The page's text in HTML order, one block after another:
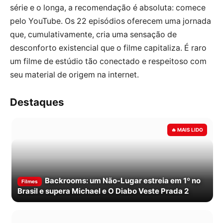
série e o longa, a recomendação é absoluta: comece
pelo YouTube. Os 22 episódios oferecem uma jornada
que, cumulativamente, cria uma sensação de
desconforto existencial que o filme capitaliza. É raro
um filme de estúdio tão conectado e respeitoso com
seu material de origem na internet.
Destaques
Filmes
Backrooms: um Não-Lugar estreia em 1º no
Brasil e supera Michael e O Diabo Veste Prada 2